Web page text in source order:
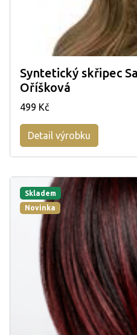
Syntetický skřipec
Oříšková
499 Kč
Detail výrobku
Skladem
Novinka